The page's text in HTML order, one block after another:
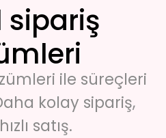
sipariş
ile süreçleri
kolay sipariş,
satış.